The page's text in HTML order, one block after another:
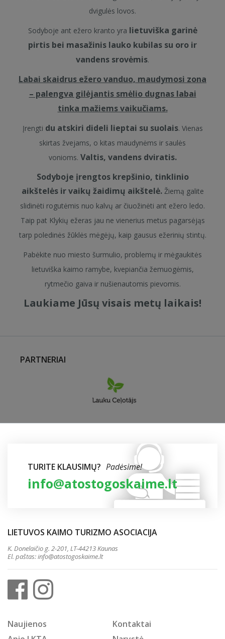
dvigulės lovos.
Sodyboje ant ežero kranto yra lietuviška garinė
pirtis bei masažinis lauko kubilas su oro ir
vandens srovėmis.
Labai skaidrus ežero vanduo, maudymosi zona
– palengva gilėjantis smėlio dugnas labai
tinka mažiems vaikučiams.
Įrengti du atskiri dideli lieptai su suolais. Vienas
skirtas žvejams, o kitas maudynėms ir saulės
vonioms. Valtis, vandens dviratis.
Sodyboje įrengtos krepšinio, tinklinio
aikštelės ir vaikų žaidimų aikštelė.Žiemą galite
slidinėti rogutėmis nuo kalvų ar čiuožinėti ant ežero ledo.
Taip pat Klykių ežeras jau ne vienerius metus pagarsėjąs
tarp poledinės žūklės mėgėjų, kaip gausus ežerinių stintų.
Pabėkite nuo miesto šurmulio, problemų ir mėgaukitės
lietuviška kaimo ramybe, kvepiančia žemuogėmis,
rytmečio gaiva ir nušienautomis pievomis.
Laukiame Jūsų visais metų laikais!
PARTNERIAI
TURITE KLAUSIMŲ? Padėsime!
info@atostogoskaime.lt
LIETUVOS KAIMO TURIZMO ASOCIACIJA
K. Donelaičio g. 2-201, LT-44213 Kaunas
El. paštas:info@atostogoskaime.lt
Naujienos
Kontaktai